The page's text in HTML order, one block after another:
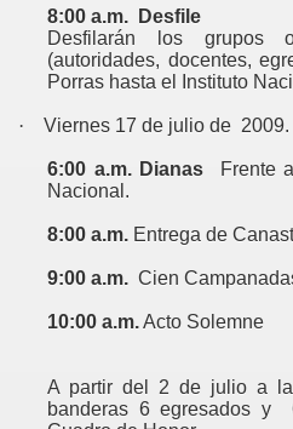
8:00 a.m.
Desfile
Desfilarán los grupos
(autoridades, docentes,
Porras hasta el Instituto
· Viernes 17 de julio de 2009.
6:00 a.m. Dianas
Frente
Nacional.
8:00 a.m. Entrega de
9:00 a.m. Cien
10:00 a.m.Acto Solemne
A partir del 2 de julio a
banderas 6 egresados y